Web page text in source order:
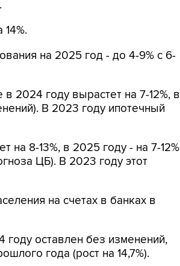
на 2025 год - до 4-9% с 6-
2024 году вырастет на 7-12%, в
В 2023 году ипотечный
на 8-13%, в 2025 году - на 7-12%
ЦБ). В 2023 году этот
на счетах в банках в
году оставлен без изменений,
года (рост на 14,7%).